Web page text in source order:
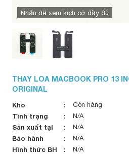
Nhấn để xem kích cỡ đầy đủ
THAY LOA MACBOOK PRO 13
ORIGINAL
Kho Còn hàng
Tình trạng N/A
Sản xuất tại N/A
Bảo hành N/A
Hình thức BH N/A